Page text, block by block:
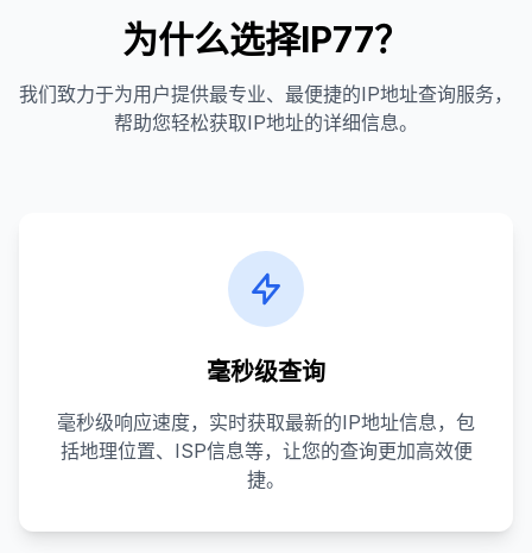
为什么选择IP77？
我们致力于为用户提供最专业、最便捷的IP地址查询服务，
帮助您轻松获取IP地址的详细信息。
毫秒级查询
毫秒级响应速度，实时获取最新的IP地址信息，包
括地理位置、ISP信息等，让您的查询更加高效便
捷。